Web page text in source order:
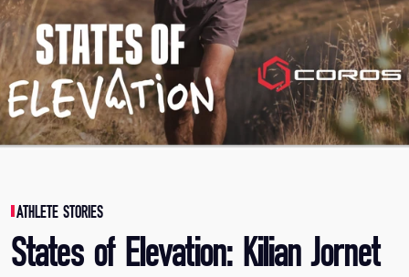
ATHLETE STORIES
States of Elevation: Kilian Jornet